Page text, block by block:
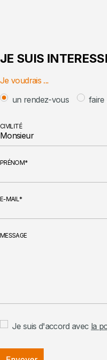
JE SUIS
Je voudrais ...
un rendez-vous
faire
Monsieur
CIVILITÉ
PRÉNOM
E-MAIL
MESSAGE
Je suis d'accord avec la